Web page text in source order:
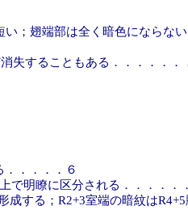
；翅端部は全く暗色にならな
することもある．．．．．．
．．．．６
明瞭に区分される．．．．．
する；R2+3室端の暗紋は